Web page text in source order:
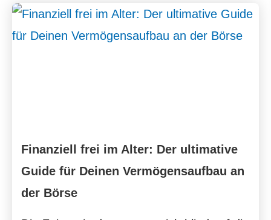
Finanziell frei im Alter: Der ultimative
Guide für Deinen Vermögensaufbau an
der Börse